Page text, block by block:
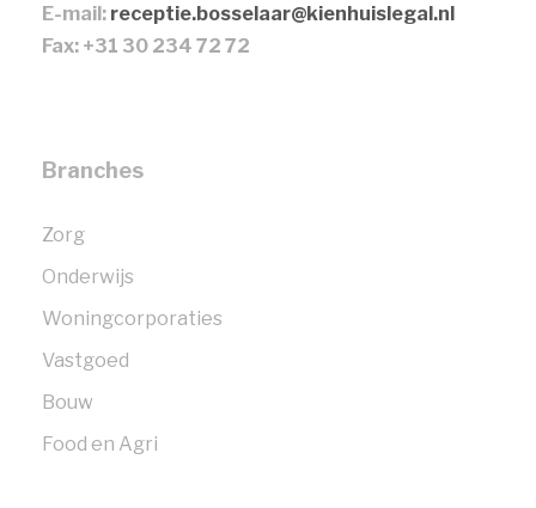
E-mail: receptie.bosselaar@kienhuislegal.nl
Fax: +31 30 234 72 72
Branches
Zorg
Onderwijs
Woningcorporaties
Vastgoed
Bouw
Food en Agri